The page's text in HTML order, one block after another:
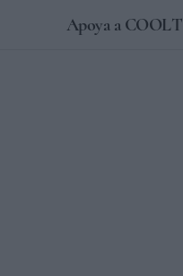
Apoya a COOLT